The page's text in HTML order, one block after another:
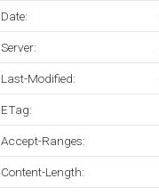
Date:
Server:
Last-Modified:
ETag:
Accept-Ranges:
Content-Length: